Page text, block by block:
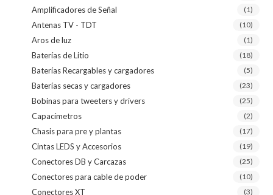
Amplificadores de Señal (1)
Antenas TV - TDT (10)
Aros de luz (1)
Baterías de Litio (18)
Baterías Recargables y cargadores (5)
Baterías secas y cargadores (23)
Bobinas para tweeters y drivers (25)
Capacímetros (2)
Chasis para pre y plantas (17)
Cintas LEDS y Accesorios (19)
Conectores DB y Carcazas (25)
Conectores para cable de poder (10)
Conectores XT (3)